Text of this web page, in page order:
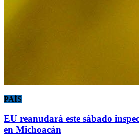
PAÍS
EU reanudará este sábado
en Michoacán